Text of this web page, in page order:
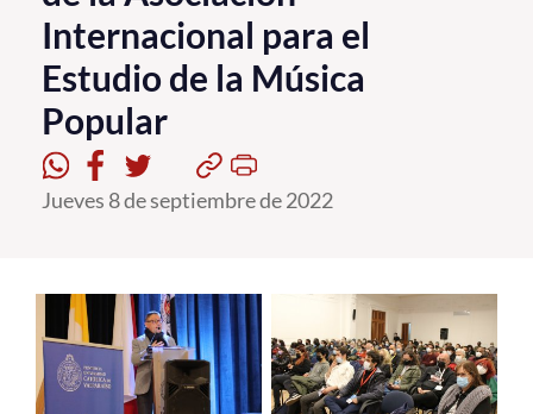
PUCV Internacional
Vinculación con el Medio
Admisión
Pregrado
Formación Continua
Estudiantes
Internacional para el
Estudio de la Música
Popular
Jueves 8 de septiembre de 2022